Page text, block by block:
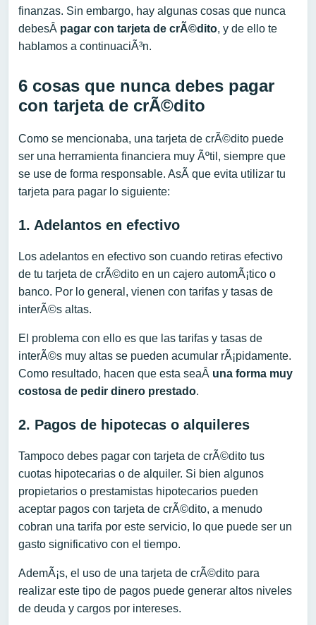
finanzas. Sin embargo, hay algunas cosas que nunca
debesÂ pagar con tarjeta de crÃ©dito, y de ello te
hablamos a continuaciÃ³n.
6 cosas que nunca debes pagar
con tarjeta de crÃ©dito
Como se mencionaba, una tarjeta de crÃ©dito puede
ser una herramienta financiera muy Ãºtil, siempre que
se use de forma responsable. AsÃ­ que evita utilizar tu
tarjeta para pagar lo siguiente:
1. Adelantos en efectivo
Los adelantos en efectivo son cuando retiras efectivo
de tu tarjeta de crÃ©dito en un cajero automÃ¡tico o
banco. Por lo general, vienen con tarifas y tasas de
interÃ©s altas.
El problema con ello es que las tarifas y tasas de
interÃ©s muy altas se pueden acumular rÃ¡pidamente.
Como resultado, hacen que esta seaÂ una forma muy
costosa de pedir dinero prestado.
2. Pagos de hipotecas o alquileres
Tampoco debes pagar con tarjeta de crÃ©dito tus
cuotas hipotecarias o de alquiler. Si bien algunos
propietarios o prestamistas hipotecarios pueden
aceptar pagos con tarjeta de crÃ©dito, a menudo
cobran una tarifa por este servicio, lo que puede ser un
gasto significativo con el tiempo.
AdemÃ¡s, el uso de una tarjeta de crÃ©dito para
realizar este tipo de pagos puede generar altos niveles
de deuda y cargos por intereses.